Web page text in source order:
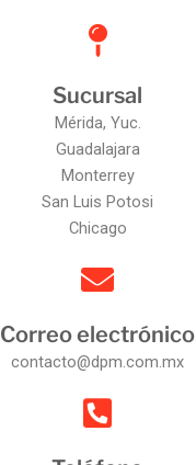
Sucursal
Mérida, Yuc.
Guadalajara
Monterrey
San Luis Potosi
Chicago
Correo electrónico
contacto@dpm.com.mx